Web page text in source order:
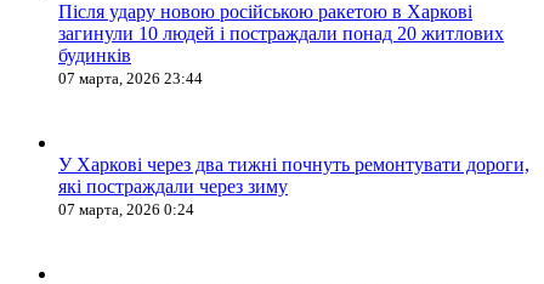
Після удару новою російською ракетою в Харкові
загинули 10 людей і постраждали понад 20 житлових
будинків
07 марта, 2026 23:44
У Харкові через два тижні почнуть ремонтувати дороги,
які постраждали через зиму
07 марта, 2026 0:24